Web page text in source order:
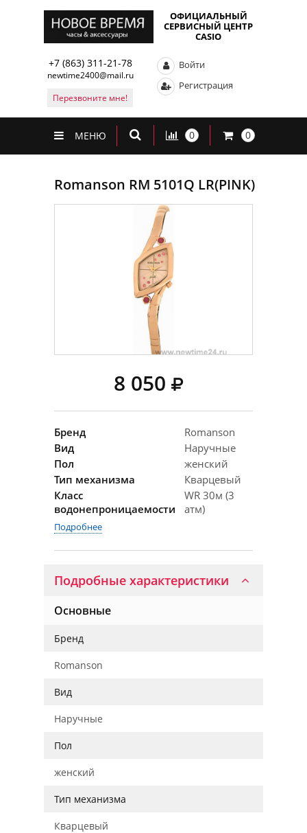
ОФИЦИАЛЬНЫЙ
СЕРВИСНЫЙ ЦЕНТР
CASIO
+7 (863) 311-21-78
newtime2400@mail.ru
Перезвоните мне!
Войти
Регистрация
МЕНЮ 0 0
Romanson RM 5101Q LR(PINK)
8 050
Бренд
Romanson
Вид
Наручные
Пол
женский
Тип механизма
Кварцевый
Класс
водонепроницаемости
WR 30м (3
атм)
Подробнее
Подробные характеристики
Основные
Бренд
Romanson
Вид
Наручные
Пол
женский
Тип механизма
Кварцевый